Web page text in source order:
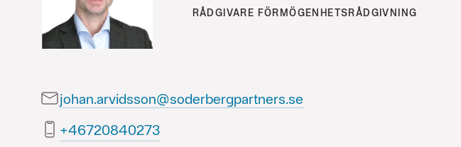
RÅDGIVARE FÖRMÖGENHETSRÅDGIVNING
johan.arvidsson@soderbergpartners.se
37204802764+